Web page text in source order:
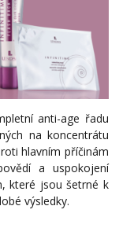
anti-age řadu
na koncentrátu
hlavním příčinám
a uspokojení
které jsou šetrné k
výsledky.